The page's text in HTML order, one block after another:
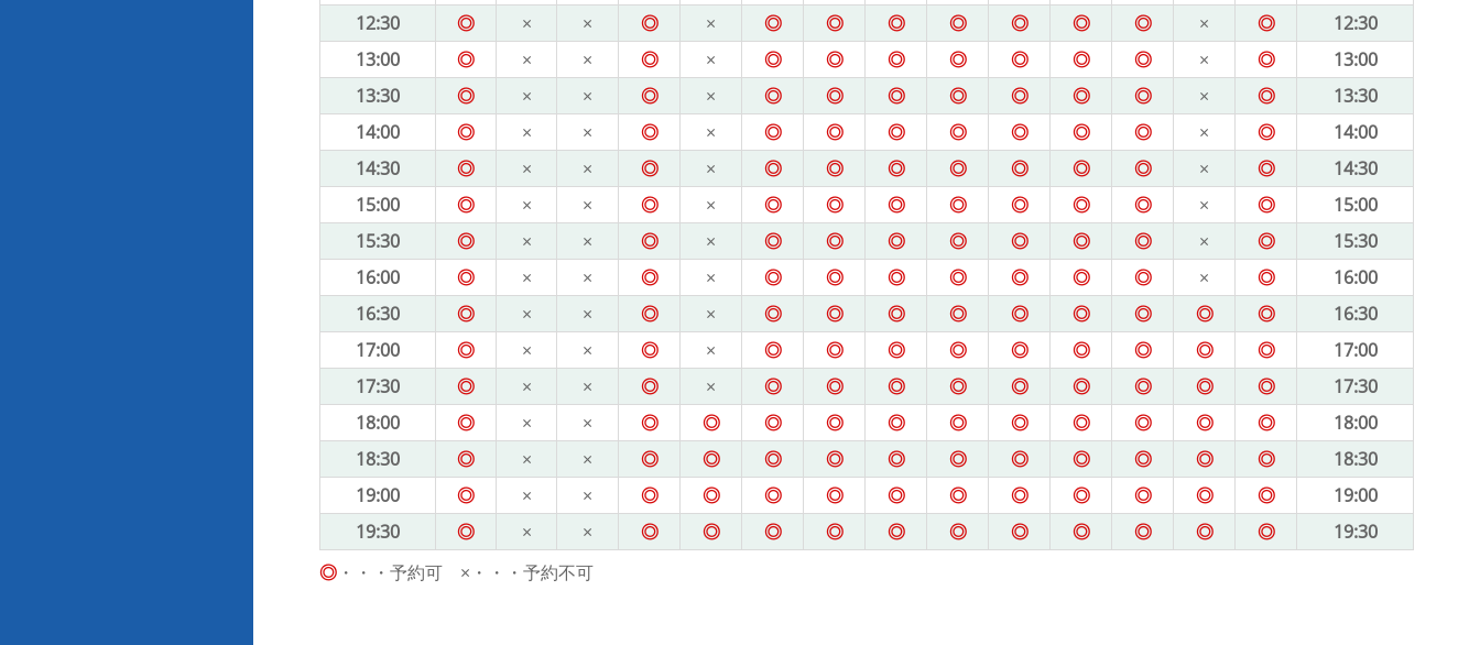
12:30
◎ × × ◎ × ◎ ◎ ◎ ◎ ◎ ◎ ◎ × ◎
12:30
13:00
◎ × × ◎ × ◎ ◎ ◎ ◎ ◎ ◎ ◎ × ◎
13:00
13:30
◎ × × ◎ × ◎ ◎ ◎ ◎ ◎ ◎ ◎ × ◎
13:30
14:00
◎ × × ◎ × ◎ ◎ ◎ ◎ ◎ ◎ ◎ × ◎
14:00
14:30
◎ × × ◎ × ◎ ◎ ◎ ◎ ◎ ◎ ◎ × ◎
14:30
15:00
◎ × × ◎ × ◎ ◎ ◎ ◎ ◎ ◎ ◎ × ◎
15:00
15:30
◎ × × ◎ × ◎ ◎ ◎ ◎ ◎ ◎ ◎ × ◎
15:30
16:00
◎ × × ◎ × ◎ ◎ ◎ ◎ ◎ ◎ ◎ × ◎
16:00
16:30
◎ × × ◎ × ◎ ◎ ◎ ◎ ◎ ◎ ◎ ◎ ◎
16:30
17:00
◎ × × ◎ × ◎ ◎ ◎ ◎ ◎ ◎ ◎ ◎ ◎
17:00
17:30
◎ × × ◎ × ◎ ◎ ◎ ◎ ◎ ◎ ◎ ◎ ◎
17:30
18:00
◎ × × ◎ ◎ ◎ ◎ ◎ ◎ ◎ ◎ ◎ ◎ ◎
18:00
18:30
◎ × × ◎ ◎ ◎ ◎ ◎ ◎ ◎ ◎ ◎ ◎ ◎
18:30
19:00
◎ × × ◎ ◎ ◎ ◎ ◎ ◎ ◎ ◎ ◎ ◎ ◎
19:00
19:30
◎ × × ◎ ◎ ◎ ◎ ◎ ◎ ◎ ◎ ◎ ◎ ◎
19:30
◎ ・・・予約可 ×・・・予約不可